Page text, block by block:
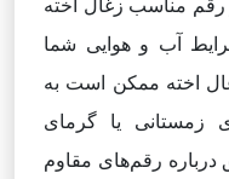
آب و هوایی شما
اخته ممکن است به
زمستانی یا گرمای
رقم‌های مقاوم